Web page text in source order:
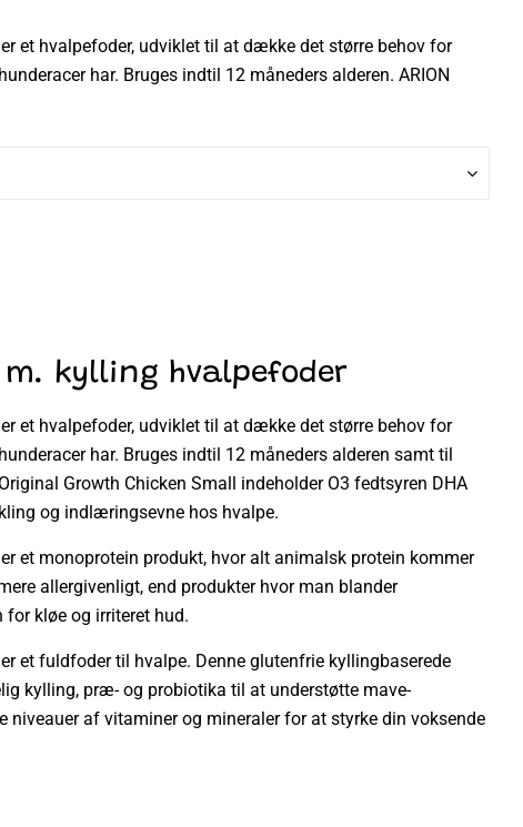
et hvalpefoder, udviklet til at dække det større behov for
har. Bruges indtil 12 måneders alderen. ARION
kylling hvalpefoder
et hvalpefoder, udviklet til at dække det større behov for
har. Bruges indtil 12 måneders alderen samt til
Growth Chicken Small indeholder O3 fedtsyren DHA
og indlæringsevne hos hvalpe.
et monoprotein produkt, hvor alt animalsk protein kommer
allergivenligt, end produkter hvor man blander
for kløe og irriteret hud.
et fuldfoder til hvalpe. Denne glutenfrie kyllingbaserede
kylling, præ- og probiotika til at understøtte mave-
niveauer af vitaminer og mineraler for at styrke din voksende